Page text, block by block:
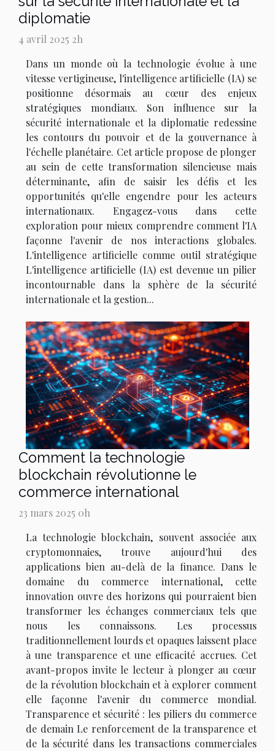
diplomatie
4 avril 2025 2h
Dans un monde où la technologie évolue à une
vitesse vertigineuse, l'intelligence artificielle (IA) se
positionne désormais au cœur des enjeux
stratégiques mondiaux. Son influence sur la
sécurité internationale et la diplomatie redessine
les contours du pouvoir et de la gouvernance à
l'échelle planétaire. Cet article propose de plonger
au sein de cette transformation silencieuse mais
déterminante, afin de saisir les défis et les
opportunités qu'elle engendre pour les acteurs
internationaux. Engagez-vous dans cette
exploration pour mieux comprendre comment l'IA
façonne l'avenir de nos interactions globales.
L'intelligence artificielle comme outil stratégique
L'intelligence artificielle (IA) est devenue un pilier
incontournable dans la sphère de la sécurité
internationale et la gestion...
Comment la technologie
blockchain révolutionne le
commerce international
23 mars 2025 0h
La technologie blockchain, souvent associée aux
cryptomonnaies, trouve aujourd'hui des
applications bien au-delà de la finance. Dans le
domaine du commerce international, cette
innovation ouvre des horizons qui pourraient bien
transformer les échanges commerciaux tels que
nous les connaissons. Les processus
traditionnellement lourds et opaques laissent place
à une transparence et une efficacité accrues. Cet
avant-propos invite le lecteur à plonger au cœur
de la révolution blockchain et à explorer comment
elle façonne l'avenir du commerce mondial.
Transparence et sécurité : les piliers du commerce
de demain Le renforcement de la transparence et
de la sécurité dans les transactions commerciales